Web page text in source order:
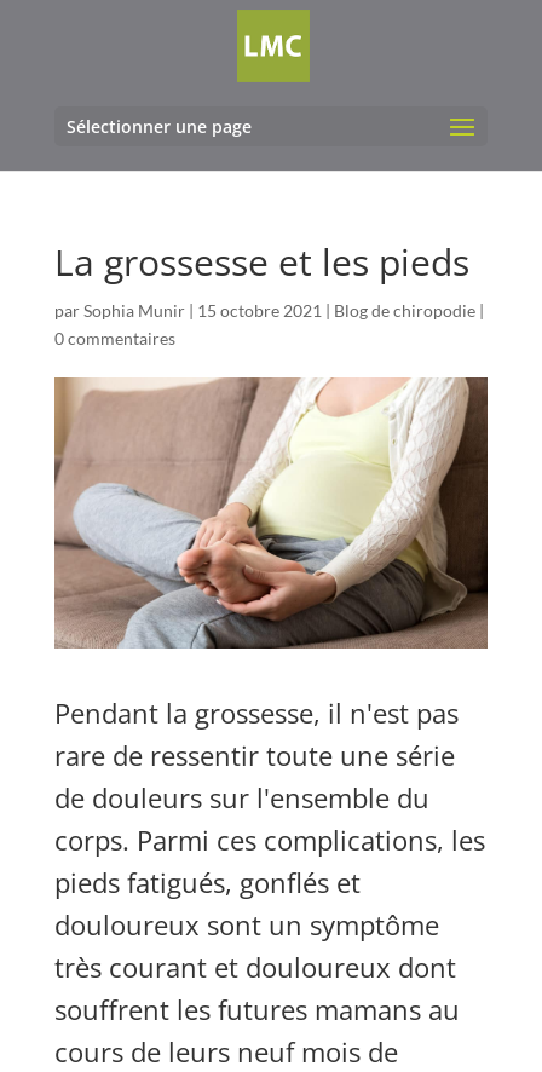
Sélectionner une page
La grossesse et les pieds
parSophia Munir| 15 octobre 2021 | Blog de chiropodie|
0 commentaires
Pendant la grossesse, il n'est pas
rare de ressentir toute une série
de douleurs sur l'ensemble du
corps. Parmi ces complications, les
pieds fatigués, gonflés et
douloureux sont un symptôme
très courant et douloureux dont
souffrent les futures mamans au
cours de leurs neuf mois de